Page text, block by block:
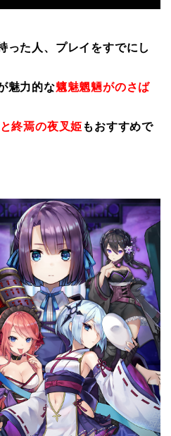
った人、プレイをすでにし
魅力的な魑魅魍魎がのさば
終焉の夜叉姫 もおすすめで